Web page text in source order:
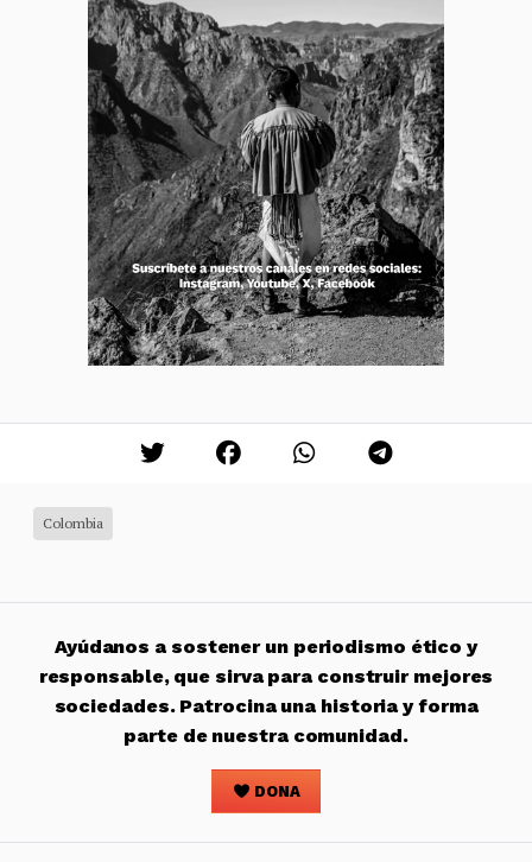
Colombia
Ayúdanos a sostener un periodismo ético y
responsable, que sirva para construir mejores
sociedades. Patrocina una historia y forma
parte de nuestra comunidad.
DONA